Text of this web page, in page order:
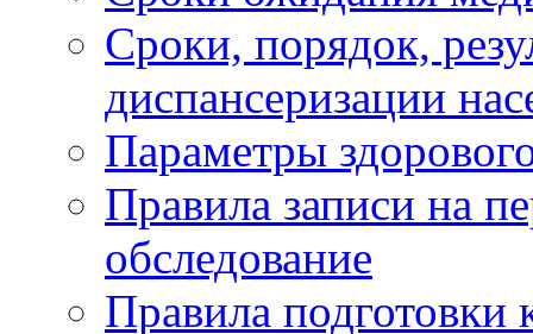
Сроки, порядок,
диспансеризации
Параметры
Правила записи на
обследование
Правила подготовки